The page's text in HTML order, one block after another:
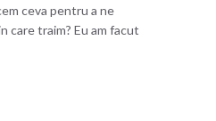
ceva pentru a ne
care traim? Eu am facut